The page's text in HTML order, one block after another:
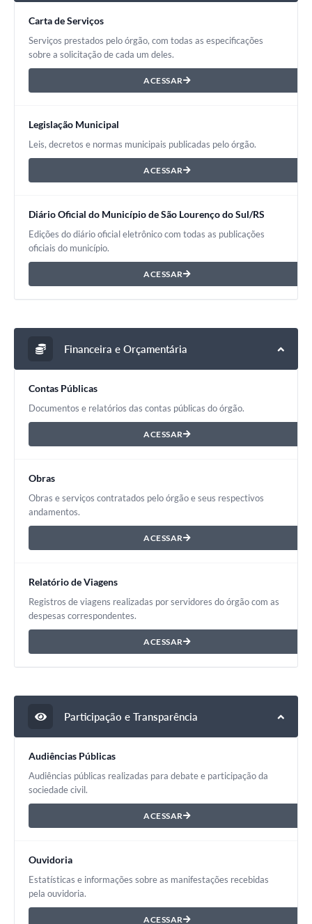
Carta de Serviços
Serviços prestados pelo órgão, com todas as especificações
sobre a solicitação de cada um deles.
ACESSAR
Legislação Municipal
Leis, decretos e normas municipais publicadas pelo órgão.
ACESSAR
Diário Oficial do Município de São Lourenço do Sul/RS
Edições do diário oficial eletrônico com todas as publicações
oficiais do município.
ACESSAR
Financeira e Orçamentária
Contas Públicas
Documentos e relatórios das contas públicas do órgão.
ACESSAR
Obras
Obras e serviços contratados pelo órgão e seus respectivos
andamentos.
ACESSAR
Relatório de Viagens
Registros de viagens realizadas por servidores do órgão com as
despesas correspondentes.
ACESSAR
Participação e Transparência
Audiências Públicas
Audiências públicas realizadas para debate e participação da
sociedade civil.
ACESSAR
Ouvidoria
Estatísticas e informações sobre as manifestações recebidas
pela ouvidoria.
ACESSAR